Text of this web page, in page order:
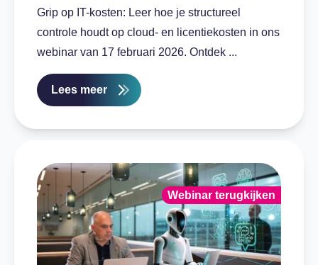
Grip op IT-kosten: Leer hoe je structureel
controle houdt op cloud- en licentiekosten in ons
webinar van 17 februari 2026. Ontdek ...
Lees meer
Webinar terugkijken